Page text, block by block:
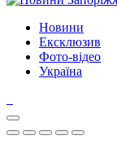
Новини
Ексклюзив
Фото-відео
Україна